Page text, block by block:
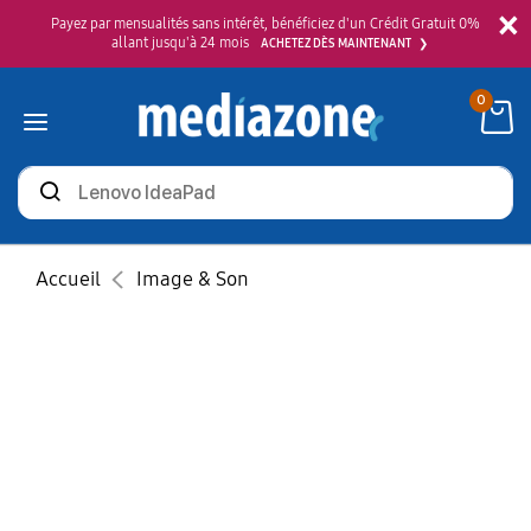
×
Payez par mensualités sans intérêt, bénéficiez d'un Crédit Gratuit 0%
allant jusqu'à 24 mois
ACHETEZ DÈS MAINTENANT
Rechercher
des
produits
0
Accueil Image & Son